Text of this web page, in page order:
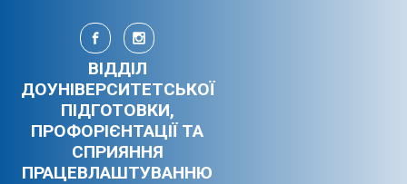
Skip to main content
ВІДДІЛ
ДОУНІВЕРСИТЕТСЬКОЇ
ПІДГОТОВКИ,
ПРОФОРІЄНТАЦІЇ ТА
СПРИЯННЯ
ПРАЦЕВЛАШТУВАННЮ